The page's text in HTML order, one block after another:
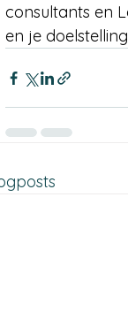
consultants en
en je